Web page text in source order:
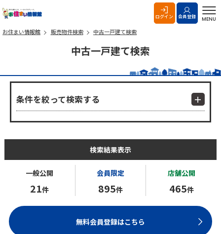
ログイン 会員登録 MENU
お住まい情報館 販売物件検索 中古一戸建て検索
中古一戸建て検索
条件を絞って検索する
検索結果表示
一般公開
21件
会員限定
895件
店舗公開
465件
無料会員登録はこちら